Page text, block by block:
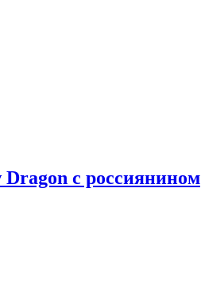
с россиянином